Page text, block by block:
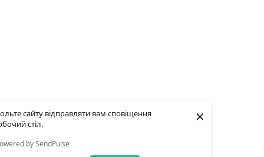
сайту відправляти вам сповіщення
стіл.
by SendPulse
×